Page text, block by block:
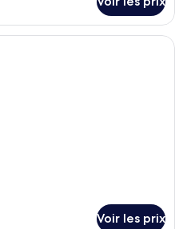
Un salon avec un canapé, un pouf
Voir les prix